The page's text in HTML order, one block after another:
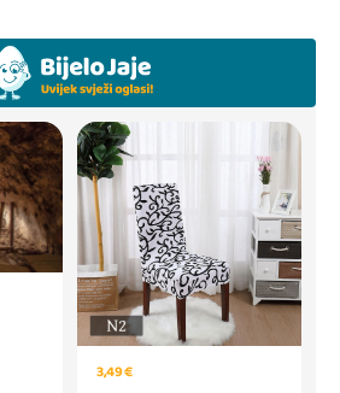
3,49 €